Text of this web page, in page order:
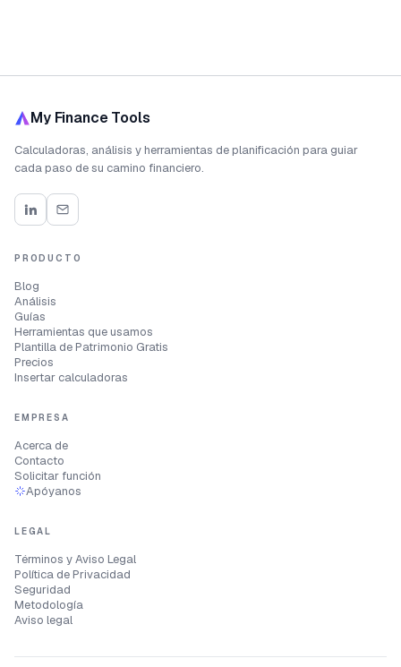
My Finance Tools
Calculadoras, análisis y herramientas de planificación para guiar
cada paso de su camino financiero.
PRODUCTO
Blog
Análisis
Guías
Herramientas que usamos
Plantilla de Patrimonio Gratis
Precios
Insertar calculadoras
EMPRESA
Acerca de
Contacto
Solicitar función
Apóyanos
LEGAL
Términos y Aviso Legal
Política de Privacidad
Seguridad
Metodología
Aviso legal